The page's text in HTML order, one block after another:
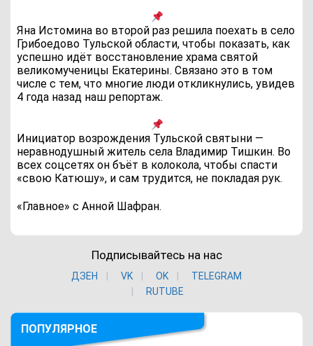
Яна Истомина во второй раз решила поехать в село
Грибоедово Тульской области, чтобы показать, как
успешно идёт восстановление храма святой
великомученицы Екатерины. Связано это в том
числе с тем, что многие люди откликнулись, увидев
4 года назад наш репортаж.
Инициатор возрождения Тульской святыни —
неравнодушный житель села Владимир Тишкин. Во
всех соцсетях он бъёт в колокола, чтобы спасти
«свою Катюшу», и сам трудится, не покладая рук.
«Главное» с Анной Шафран.
Подписывайтесь на нас
ДЗЕН VK ОK
TELEGRAM
RUTUBE
ПОПУЛЯРНОЕ